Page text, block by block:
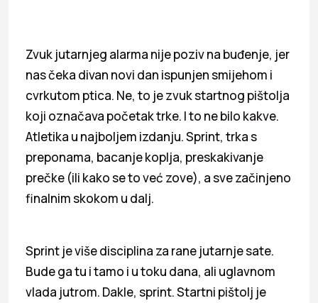
Zvuk jutarnjeg alarma nije poziv na buđenje, jer
nas čeka divan novi dan ispunjen smijehom i
cvrkutom ptica. Ne, to je zvuk startnog pištolja
koji označava početak trke. I to ne bilo kakve.
Atletika u najboljem izdanju. Sprint, trka s
preponama, bacanje koplja, preskakivanje
prečke (ili kako se to već zove), a sve začinjeno
finalnim skokom u dalj.
Sprint je više disciplina za rane jutarnje sate.
Bude ga tu i tamo i u toku dana, ali uglavnom
vlada jutrom. Dakle, sprint. Startni pištolj je